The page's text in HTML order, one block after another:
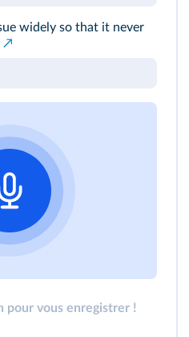
widely so that it never
↗
pour vous enregistrer !